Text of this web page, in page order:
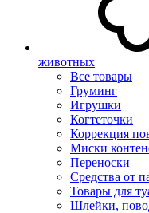
животных
Все товары
Груминг
Игрушки
Когтеточки
Коррекция
Миски
Переноски
Средства от
Товары для
Шлейки,